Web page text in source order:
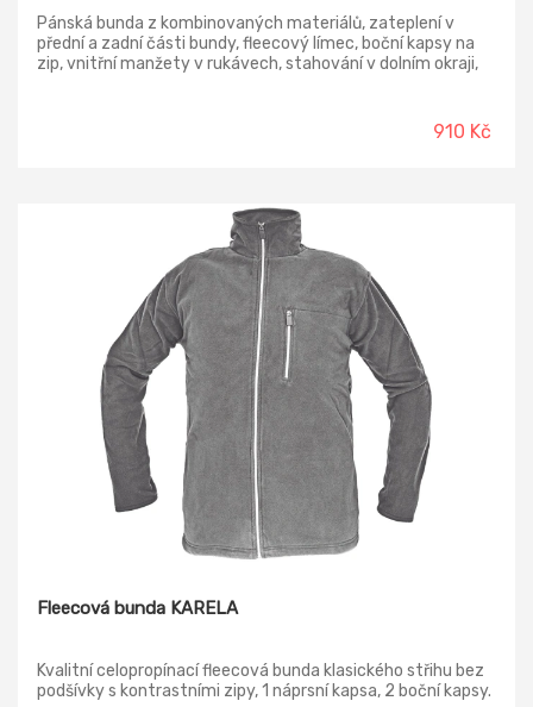
Pánská bunda z kombinovaných materiálů, zateplení v
přední a zadní části bundy, fleecový límec, boční kapsy na
zip, vnitřní manžety v rukávech, stahování v dolním okraji,
910 Kč
Fleecová bunda KARELA
Kvalitní celopropínací fleecová bunda klasického střihu bez
podšívky s kontrastními zipy, 1 náprsní kapsa, 2 boční kapsy.